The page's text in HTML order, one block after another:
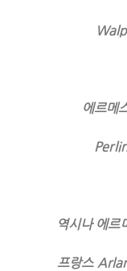
에르메
역시나 에르
프랑스